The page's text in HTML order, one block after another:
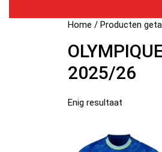
Home / Producten
2025/26
Enig resultaat